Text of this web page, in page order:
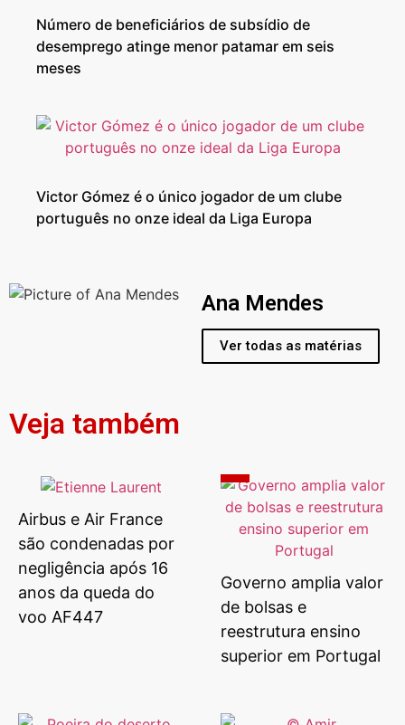
Número de beneficiários de subsídio de
desemprego atinge menor patamar em seis
meses
Victor Gómez é o único jogador de um clube
português no onze ideal da Liga Europa
Ana Mendes
Ver todas as matérias
Veja também
Airbus e Air France
são condenadas por
negligência após 16
anos da queda do
voo AF447
Governo amplia valor
de bolsas e
reestrutura ensino
superior em Portugal